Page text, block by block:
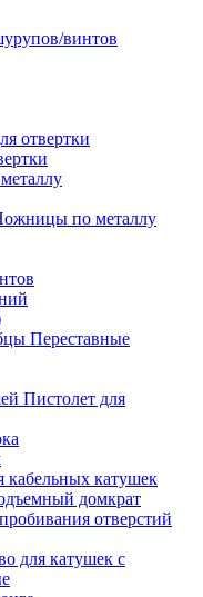
винтов
отвертки
по металлу
Переставные
Пистолет для
кабельных катушек
домкрат
отверстий
для катушек с